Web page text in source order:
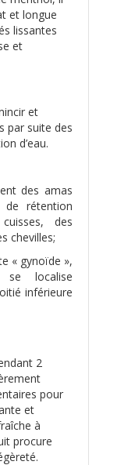
et longue
lissantes
et
et
par suite des
d’eau.
des amas
de rétention
des
chevilles;
« gynoïde »,
localise
inférieure
2
pour
et
à
procure